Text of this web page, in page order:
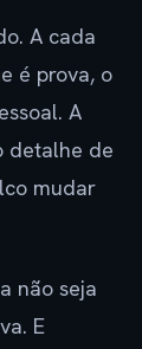
A cada
é prova, o
A
detalhe de
mudar
não seja
E